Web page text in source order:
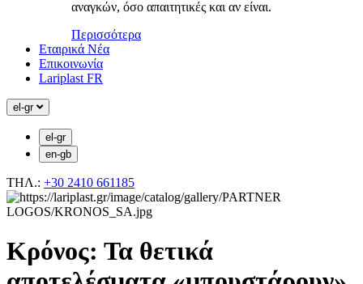
αναγκών, όσο απαιτητικές και αν είναι.
Περισσότερα
Εταιρικά Νέα
Επικοινωνία
Lariplast FR
el-gr
el-gr
en-gb
ΤΗΛ.: +30 2410 661185
Κρόνος: Τα θετικά